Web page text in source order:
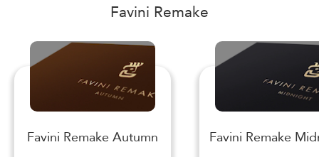
Favini Remake
Favini Remake Autumn Favini Remake